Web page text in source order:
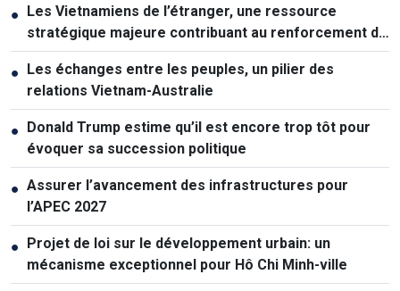
● Les Vietnamiens de l’étranger, une ressource
stratégique majeure contribuant au renforcement de
la puissance nationale
● Les échanges entre les peuples, un pilier des
relations Vietnam-Australie
● Donald Trump estime qu’il est encore trop tôt pour
évoquer sa succession politique
● Assurer l’avancement des infrastructures pour
l’APEC 2027
● Projet de loi sur le développement urbain: un
mécanisme exceptionnel pour Hô Chi Minh-ville